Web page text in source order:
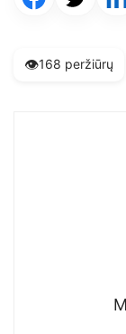
👁️168 peržiūrų